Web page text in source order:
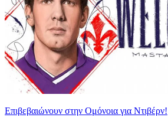
Επιβεβαιώνουν στην Ομόνοια για Ντιβέρν!